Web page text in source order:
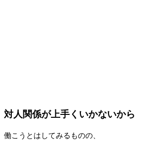
対人関係が上手くいかないから
働こうとはしてみるものの、